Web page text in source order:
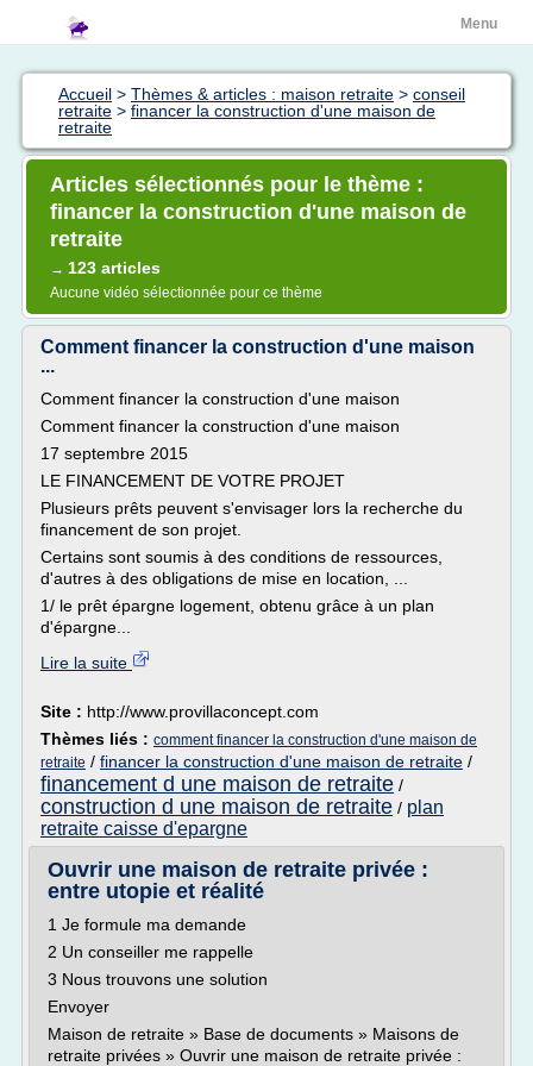
Menu
Accueil > Thèmes & articles : maison retraite > conseil
retraite > financer la construction d'une maison de
retraite
Articles sélectionnés pour le thème :
financer la construction d'une maison de
retraite
→ 123 articles
Aucune vidéo sélectionnée pour ce thème
Comment financer la construction d'une maison
...
Comment financer la construction d'une maison
Comment financer la construction d'une maison
17 septembre 2015
LE FINANCEMENT DE VOTRE PROJET
Plusieurs prêts peuvent s'envisager lors la recherche du
financement de son projet.
Certains sont soumis à des conditions de ressources,
d'autres à des obligations de mise en location, ...
1/ le prêt épargne logement, obtenu grâce à un plan
d'épargne...
Lire la suite
Site : http://www.provillaconcept.com
Thèmes liés : comment financer la construction d'une maison de
retraite / financer la construction d'une maison de retraite /
financement d une maison de retraite /
construction d une maison de retraite / plan
retraite caisse d'epargne
Ouvrir une maison de retraite privée :
entre utopie et réalité
1 Je formule ma demande
2 Un conseiller me rappelle
3 Nous trouvons une solution
Envoyer
Maison de retraite » Base de documents » Maisons de
retraite privées » Ouvrir une maison de retraite privée :